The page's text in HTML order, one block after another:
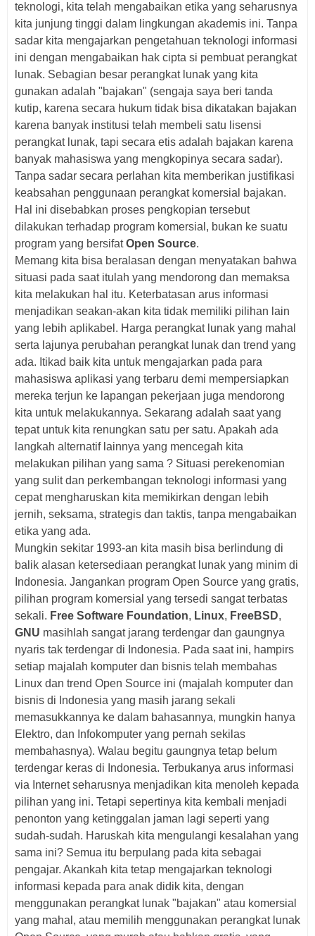
teknologi, kita telah mengabaikan etika yang seharusnya
kita junjung tinggi dalam lingkungan akademis ini. Tanpa
sadar kita mengajarkan pengetahuan teknologi informasi
ini dengan mengabaikan hak cipta si pembuat perangkat
lunak. Sebagian besar perangkat lunak yang kita
gunakan adalah "bajakan" (sengaja saya beri tanda
kutip, karena secara hukum tidak bisa dikatakan bajakan
karena banyak institusi telah membeli satu lisensi
perangkat lunak, tapi secara etis adalah bajakan karena
banyak mahasiswa yang mengkopinya secara sadar).
Tanpa sadar secara perlahan kita memberikan justifikasi
keabsahan penggunaan perangkat komersial bajakan.
Hal ini disebabkan proses pengkopian tersebut
dilakukan terhadap program komersial, bukan ke suatu
program yang bersifatOpen Source.
Memang kita bisa beralasan dengan menyatakan bahwa
situasi pada saat itulah yang mendorong dan memaksa
kita melakukan hal itu. Keterbatasan arus informasi
menjadikan seakan-akan kita tidak memiliki pilihan lain
yang lebih aplikabel. Harga perangkat lunak yang mahal
serta lajunya perubahan perangkat lunak dan trend yang
ada. Itikad baik kita untuk mengajarkan pada para
mahasiswa aplikasi yang terbaru demi mempersiapkan
mereka terjun ke lapangan pekerjaan juga mendorong
kita untuk melakukannya. Sekarang adalah saat yang
tepat untuk kita renungkan satu per satu. Apakah ada
langkah alternatif lainnya yang mencegah kita
melakukan pilihan yang sama ? Situasi perekenomian
yang sulit dan perkembangan teknologi informasi yang
cepat mengharuskan kita memikirkan dengan lebih
jernih, seksama, strategis dan taktis, tanpa mengabaikan
etika yang ada.
Mungkin sekitar 1993-an kita masih bisa berlindung di
balik alasan ketersediaan perangkat lunak yang minim di
Indonesia. Jangankan program Open Source yang gratis,
pilihan program komersial yang tersedi sangat terbatas
sekali. Free Software Foundation, Linux, FreeBSD,
GNU masihlah sangat jarang terdengar dan gaungnya
nyaris tak terdengar di Indonesia. Pada saat ini, hampirs
setiap majalah komputer dan bisnis telah membahas
Linux dan trend Open Source ini (majalah komputer dan
bisnis di Indonesia yang masih jarang sekali
memasukkannya ke dalam bahasannya, mungkin hanya
Elektro, dan Infokomputer yang pernah sekilas
membahasnya). Walau begitu gaungnya tetap belum
terdengar keras di Indonesia. Terbukanya arus informasi
via Internet seharusnya menjadikan kita menoleh kepada
pilihan yang ini. Tetapi sepertinya kita kembali menjadi
penonton yang ketinggalan jaman lagi seperti yang
sudah-sudah. Haruskah kita mengulangi kesalahan yang
sama ini? Semua itu berpulang pada kita sebagai
pengajar. Akankah kita tetap mengajarkan teknologi
informasi kepada para anak didik kita, dengan
menggunakan perangkat lunak "bajakan" atau komersial
yang mahal, atau memilih menggunakan perangkat lunak